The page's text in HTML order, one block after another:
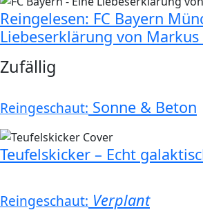
Reingelesen: FC Bayern
Liebeserklärung von Markus
Zufällig
Reingeschaut: Sonne & Beton
Teufelskicker – Echt
Reingeschaut: Verplant